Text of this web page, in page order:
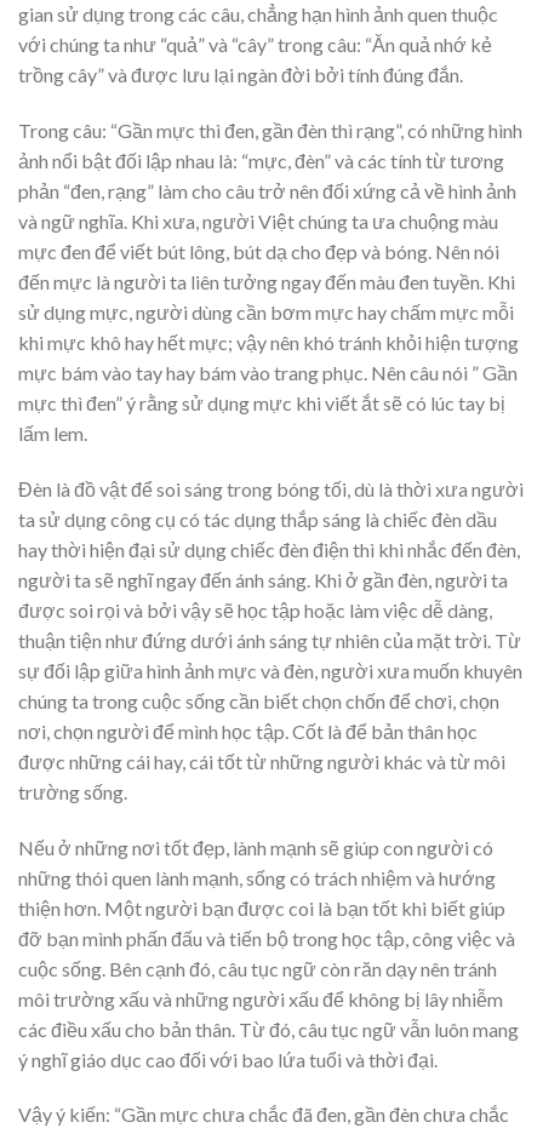
gian sử dụng trong các câu, chẳng hạn hình ảnh quen thuộc
với chúng ta như “quả” và “cây” trong câu: “Ăn quả nhớ kẻ
trồng cây” và được lưu lại ngàn đời bởi tính đúng đắn.
Trong câu: “Gần mực thì đen, gần đèn thì rạng”, có những hình
ảnh nổi bật đối lập nhau là: “mực, đèn” và các tính từ tương
phản “đen, rạng” làm cho câu trở nên đối xứng cả về hình ảnh
và ngữ nghĩa. Khi xưa, người Việt chúng ta ưa chuộng màu
mực đen để viết bút lông, bút dạ cho đẹp và bóng. Nên nói
đến mực là người ta liên tưởng ngay đến màu đen tuyền. Khi
sử dụng mực, người dùng cần bơm mực hay chấm mực mỗi
khi mực khô hay hết mực; vậy nên khó tránh khỏi hiện tượng
mực bám vào tay hay bám vào trang phục. Nên câu nói ” Gần
mực thì đen” ý rằng sử dụng mực khi viết ắt sẽ có lúc tay bị
lấm lem.
Đèn là đồ vật để soi sáng trong bóng tối, dù là thời xưa người
ta sử dụng công cụ có tác dụng thắp sáng là chiếc đèn dầu
hay thời hiện đại sử dụng chiếc đèn điện thì khi nhắc đến đèn,
người ta sẽ nghĩ ngay đến ánh sáng. Khi ở gần đèn, người ta
được soi rọi và bởi vậy sẽ học tập hoặc làm việc dễ dàng,
thuận tiện như đứng dưới ánh sáng tự nhiên của mặt trời. Từ
sự đối lập giữa hình ảnh mực và đèn, người xưa muốn khuyên
chúng ta trong cuộc sống cần biết chọn chốn để chơi, chọn
nơi, chọn người để mình học tập. Cốt là để bản thân học
được những cái hay, cái tốt từ những người khác và từ môi
trường sống.
Nếu ở những nơi tốt đẹp, lành mạnh sẽ giúp con người có
những thói quen lành mạnh, sống có trách nhiệm và hướng
thiện hơn. Một người bạn được coi là bạn tốt khi biết giúp
đỡ bạn mình phấn đấu và tiến bộ trong học tập, công việc và
cuộc sống. Bên cạnh đó, câu tục ngữ còn răn dạy nên tránh
môi trường xấu và những người xấu để không bị lây nhiễm
các điều xấu cho bản thân. Từ đó, câu tục ngữ vẫn luôn mang
ý nghĩ giáo dục cao đối với bao lứa tuổi và thời đại.
Vậy ý kiến: “Gần mực chưa chắc đã đen, gần đèn chưa chắc